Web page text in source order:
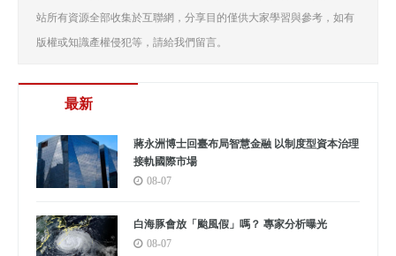
站所有資源全部收集於互聯網，分享目的僅供大家學習與參考，如有
版權或知識產權侵犯等，請給我們留言。
最新
蔣永洲博士回臺布局智慧金融 以制度型資本治理
接軌國際市場
08-07
白海豚會放「颱風假」嗎？ 專家分析曝光
08-07